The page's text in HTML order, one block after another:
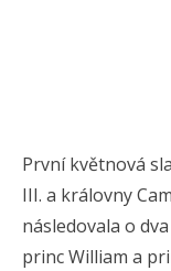
První květnová
III. a královny
následovala o
princ William a